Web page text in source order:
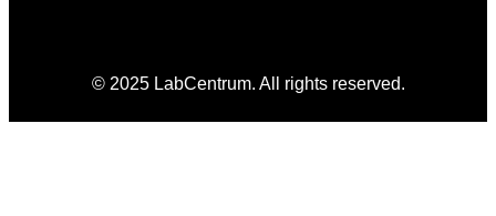
© 2025 LabCentrum. All rights reserved.